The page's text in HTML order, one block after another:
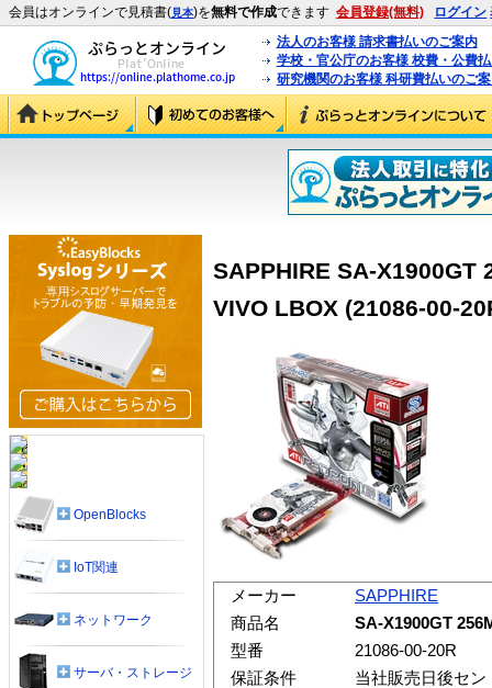
会員はオンラインで見積書(見本)を無料で作成できます 会員登録(無料) ログイン
法人のお客様 請求書払いのご案内
学校・官公庁のお客様 校費・公費
研究機関のお客様 科研費払いのご
SAPPHIRE SA-X1900GT
VIVO LBOX (21086-00-
メーカー
SAPPHIRE
商品名
SA-X1900GT
型番
21086-00-20R
保証条件
当社販売日後セ
OpenBlocks
IoT関連
ネットワーク
サーバ・ストレージ